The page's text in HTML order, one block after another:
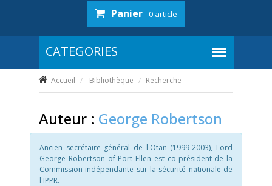
Panier- 0 article
Accueil Bibliothèque Recherche
Auteur : George Robertson
Ancien secrétaire général de l'Otan (1999-2003), Lord
George Robertson of Port Ellen est co-président de la
Commission indépendante sur la sécurité nationale de
l'IPPR.